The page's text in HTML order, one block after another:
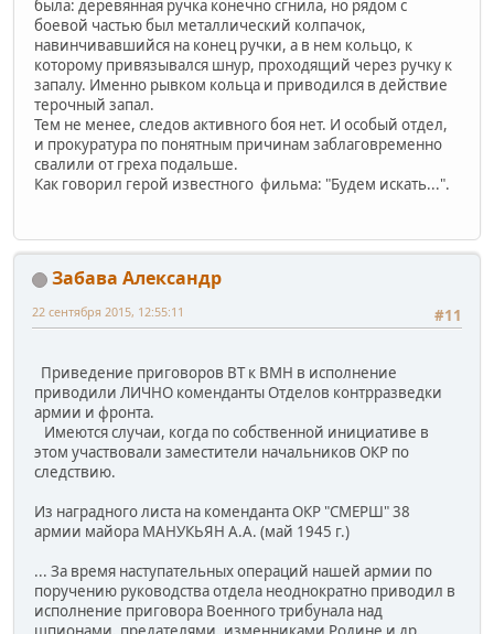
была: деревянная ручка конечно сгнила, но рядом с
боевой частью был металлический колпачок,
навинчивавшийся на конец ручки, а в нем кольцо, к
которому привязывался шнур, проходящий через ручку к
запалу. Именно рывком кольца и приводился в действие
терочный запал.
Тем не менее, следов активного боя нет. И особый отдел,
и прокуратура по понятным причинам заблаговременно
свалили от греха подальше.
Как говорил герой известного фильма: "Будем искать...".
Забава Александр
#11
22 сентября 2015, 12:55:11
Приведение приговоров ВТ к ВМН в исполнение
приводили ЛИЧНО коменданты Отделов контрразведки
армии и фронта.
Имеются случаи, когда по собственной инициативе в
этом участвовали заместители начальников ОКР по
следствию.
Из наградного листа на коменданта ОКР "СМЕРШ" 38
армии майора МАНУКЬЯН А.А. (май 1945 г.)
... За время наступательных операций нашей армии по
поручению руководства отдела неоднократно приводил в
исполнение приговора Военного трибунала над